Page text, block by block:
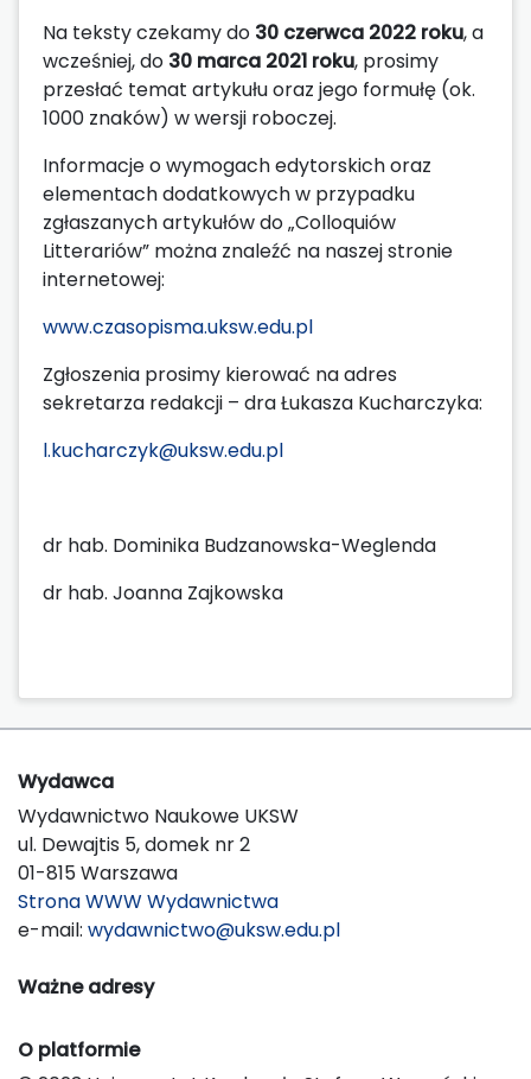
Na teksty czekamy do 30 czerwca 2022 roku, a
wcześniej, do 30 marca 2021 roku, prosimy
przesłać temat artykułu oraz jego formułę (ok.
1000 znaków) w wersji roboczej.
Informacje o wymogach edytorskich oraz
elementach dodatkowych w przypadku
zgłaszanych artykułów do „Colloquiów
Litterariów” można znaleźć na naszej stronie
internetowej:
www.czasopisma.uksw.edu.pl
Zgłoszenia prosimy kierować na adres
sekretarza redakcji – dra Łukasza Kucharczyka:
l.kucharczyk@uksw.edu.pl
dr hab. Dominika Budzanowska-Weglenda
dr hab. Joanna Zajkowska
Wydawca
Wydawnictwo Naukowe UKSW
ul. Dewajtis 5, domek nr 2
01-815 Warszawa
Strona WWW Wydawnictwa
e-mail: wydawnictwo@uksw.edu.pl
Ważne adresy
O platformie